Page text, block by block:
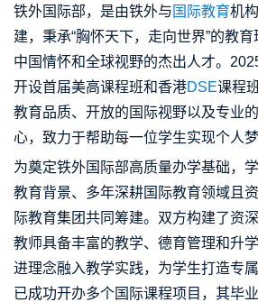
铁外国际部，是由铁外与 国际教育机
建，秉承“胸怀天下，走向世界”的教
中国情怀和全球视野的杰出人才。
开设首届美高课程班和香港DSE课程
教育品质、开放的国际视野以及专业
心，致力于帮助每一位学生实现个人梦
为奠定铁外国际部高质量办学基础，
教育背景、多年深耕国际教育领域且
际教育集团共同筹建。双方构建了资
教师具备丰富的教学、德育管理和升
进理念融入教学实践，为学生打造专
已成功开办多个国际课程项目，其毕